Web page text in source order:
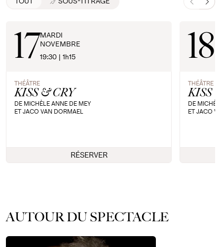
17MARDI
NOVEMBRE
19:30 | 1h15
THÉÂTRE
KISS & CRY
DE MICHÈLE ANNE DE MEY
ET JACO VAN DORMAEL
RÉSERVER
18
THÉÂTRE
KISS
DE
ET JACO
AUTOUR DU SPECTACLE